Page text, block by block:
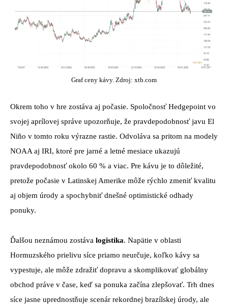
Graf ceny kávy. Zdroj: xtb.com
Okrem toho v hre zostáva aj počasie. Spoločnosť Hedgepoint vo
svojej aprílovej správe upozorňuje, že pravdepodobnosť javu El
Niño v tomto roku výrazne rastie. Odvoláva sa pritom na modely
NOAA aj IRI, ktoré pre jarné a letné mesiace ukazujú
pravdepodobnosť okolo 60 % a viac. Pre kávu je to dôležité,
pretože počasie v Latinskej Amerike môže rýchlo zmeniť kvalitu
aj objem úrody a spochybniť dnešné optimistické odhady
ponuky.
Ďalšou neznámou zostáva logistika. Napätie v oblasti
Hormuzského prielivu síce priamo neurčuje, koľko kávy sa
vypestuje, ale môže zdražiť dopravu a skomplikovať globálny
obchod práve v čase, keď sa ponuka začína zlepšovať. Trh dnes
síce jasne uprednostňuje scenár rekordnej brazílskej úrody, ale